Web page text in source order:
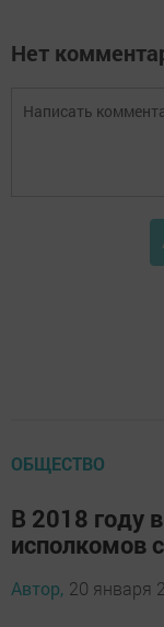
Нет
ОБЩЕСТВО
В 2018 году
исполкомов
Автор, 20 января